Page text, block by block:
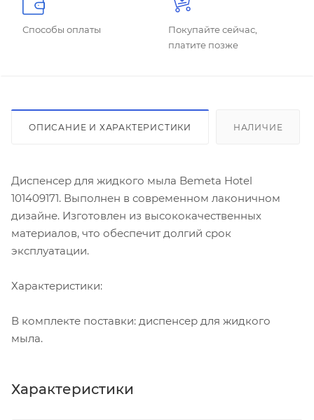
Способы оплаты
Покупайте сейчас,
платите позже
ОПИСАНИЕ И ХАРАКТЕРИСТИКИ НАЛИЧИЕ
Диспенсер для жидкого мыла Bemeta Hotel
101409171. Выполнен в современном лаконичном
дизайне. Изготовлен из высококачественных
материалов, что обеспечит долгий срок
эксплуатации.
Характеристики:
В комплекте поставки: диспенсер для жидкого
мыла.
Характеристики